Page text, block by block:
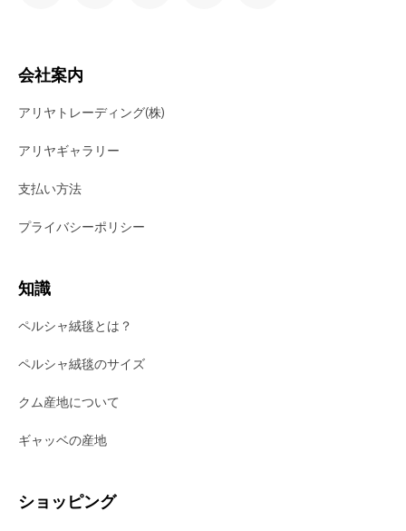
会社案内
アリヤトレーディング(株)
アリヤギャラリー
支払い方法
プライバシーポリシー
知識
ペルシャ絨毯とは？
ペルシャ絨毯のサイズ
クム産地について
ギャッベの産地
ショッピング